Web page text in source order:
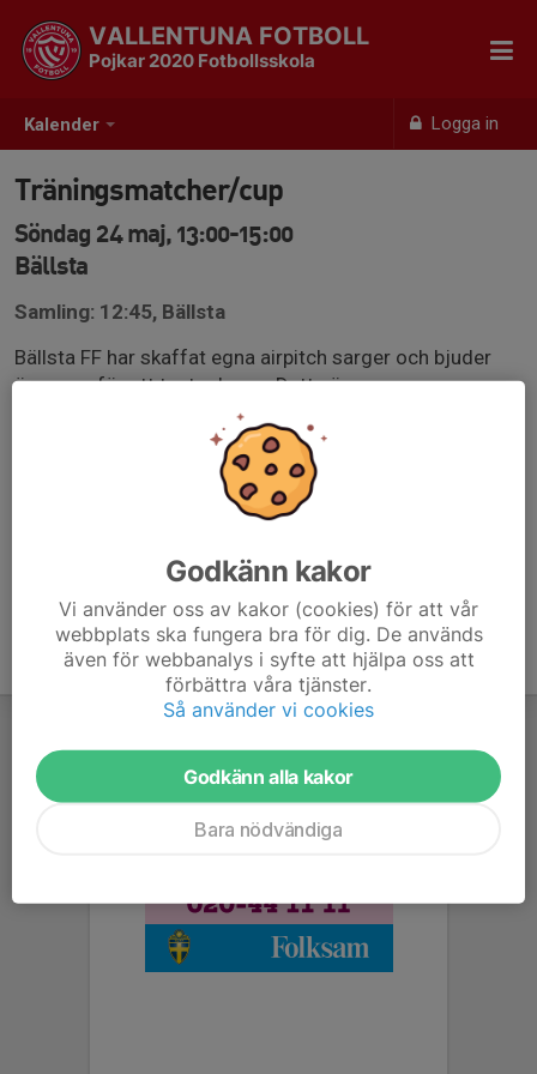
Kalender Logga in
VALLENTUNA FOTBOLL
Pojkar 2020 Fotbollsskola
Träningsmatcher/cup
Söndag 24 maj, 13:00-15:00
Bällsta
Samling: 12:45, Bällsta
Bällsta FF har skaffat egna airpitch sarger och bjuder
över oss för att testa dessa. Detta är en
träningscup/matcher så ingen kostnad.
Planerad tid för detta är mellan 13-15 men tiderna kan
komma att uppdateras.
Godkänn kakor
Vi använder oss av kakor (cookies) för att vår
webbplats ska fungera bra för dig. De används
även för webbanalys i syfte att hjälpa oss att
förbättra våra tjänster.
Så använder vi cookies
Godkänn alla kakor
Bara nödvändiga